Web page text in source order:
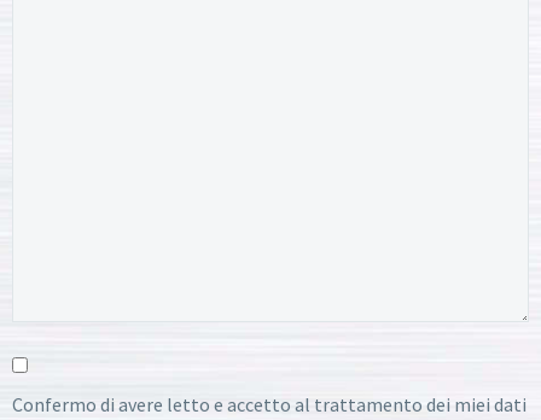
Confermo di avere letto e accetto al trattamento dei miei dati